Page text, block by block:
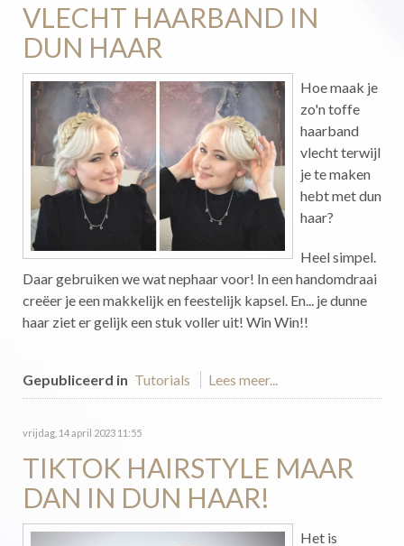
VLECHT HAARBAND IN
DUN HAAR
Hoe maak je
zo'n toffe
haarband
vlecht terwijl
je te maken
hebt met dun
haar?
Heel simpel.
Daar gebruiken we wat nephaar voor! In een handomdraai
creëer je een makkelijk en feestelijk kapsel. En... je dunne
haar ziet er gelijk een stuk voller uit! Win Win!!
Gepubliceerd in Tutorials Lees meer...
vrijdag, 14 april 2023 11:55
TIKTOK HAIRSTYLE MAAR
DAN IN DUN HAAR!
Het is